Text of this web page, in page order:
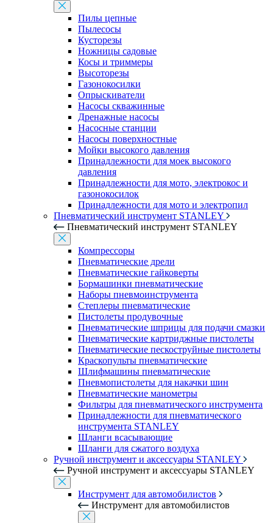
Пилы цепные
Пылесосы
Кусторезы
Ножницы садовые
Косы и триммеры
Высоторезы
Газонокосилки
Опрыскиватели
Насосы скважинные
Дренажные насосы
Насосные станции
Насосы поверхностные
Мойки высокого давления
Принадлежности для моек высокого
давления
Принадлежности для мото, электрокос и
газонокосилок
Принадлежности для мото и электропил
Пневматический инструмент STANLEY
Пневматический инструмент STANLEY
Компрессоры
Пневматические дрели
Пневматические гайковерты
Бормашинки пневматические
Наборы пневмоинструмента
Степлеры пневматические
Пистолеты продувочные
Пневматические шприцы для подачи смазки
Пневматические картриджные пистолеты
Пневматические пескоструйные пистолеты
Краскопульты пневматические
Шлифмашины пневматические
Пневмопистолеты для накачки шин
Пневматические манометры
Фильтры для пневматического инструмента
Принадлежности для пневматического
инструмента STANLEY
Шланги всасывающие
Шланги для сжатого воздуха
Ручной инструмент и аксессуары STANLEY
Ручной инструмент и аксессуары STANLEY
Инструмент для автомобилистов
Инструмент для автомобилистов